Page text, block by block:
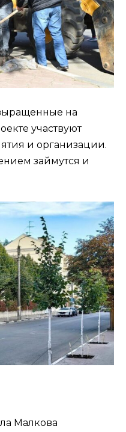
на
участвуют
и организации.
займутся и
Малкова